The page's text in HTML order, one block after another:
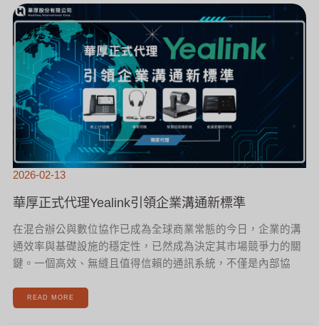
2026-02-13
華厚正式代理Yealink引領企業溝通新標準
在混合辦公與數位協作已成為全球商業常態的今日，企業的溝
通效率與基礎設施的穩定性，已然成為決定其市場競爭力的關
鍵。一個高效、無縫且值得信賴的通訊系統，不僅是內部協
厚
正
式
代
理
YEALINK
引
領
企
溝
通
標
準
READ MORE